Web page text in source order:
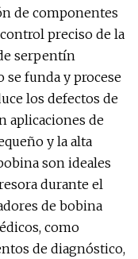
de componentes
preciso de la
serpentín
se funda y procese
los defectos de
aplicaciones de
y la alta
son ideales
durante el
de bobina
como
de diagnóstico,